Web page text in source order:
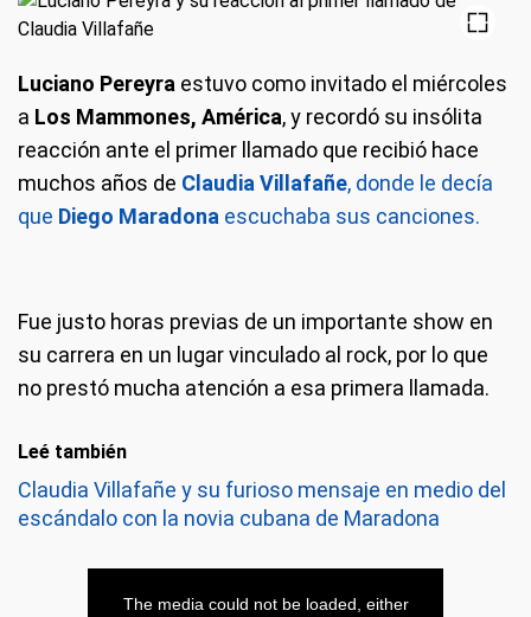
Luciano Pereyra estuvo como invitado el miércoles
a Los Mammones, América, y recordó su insólita
reacción ante el primer llamado que recibió hace
muchos años de Claudia Villafañe, donde le decía
que Diego Maradona escuchaba sus canciones.
Fue justo horas previas de un importante show en
su carrera en un lugar vinculado al rock, por lo que
no prestó mucha atención a esa primera llamada.
Leé también
Claudia Villafañe y su furioso mensaje en medio del
escándalo con la novia cubana de Maradona